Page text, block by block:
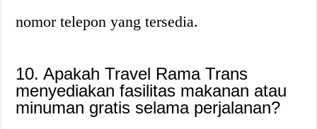
nomor telepon yang tersedia.
10. Apakah Travel Rama Trans
menyediakan fasilitas makanan atau
minuman gratis selama perjalanan?